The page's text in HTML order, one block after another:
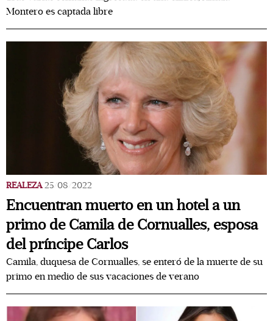
Montero es captada libre
REALEZA 25/08/2022
Encuentran muerto en un hotel a un
primo de Camila de Cornualles, esposa
del príncipe Carlos
Camila, duquesa de Cornualles, se enteró de la muerte de su
primo en medio de sus vacaciones de verano